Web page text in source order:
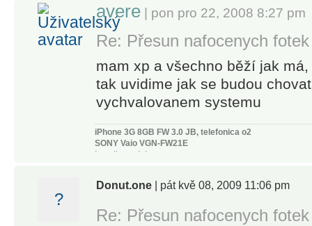
avere | pon pro 22, 2008 8:27 pm
Re: Přesun nafocenych
mam xp a všechno běží jak
tak uvidime jak se budou
vychvalovanem systemu
iPhone 3G 8GB FW 3.0 JB, telefonica o2
SONY Vaio VGN-FW21E
http://www.iphone.cz
?
Donut.one | pát kvě 08, 2009 11:06 pm
Re: Přesun nafocenych